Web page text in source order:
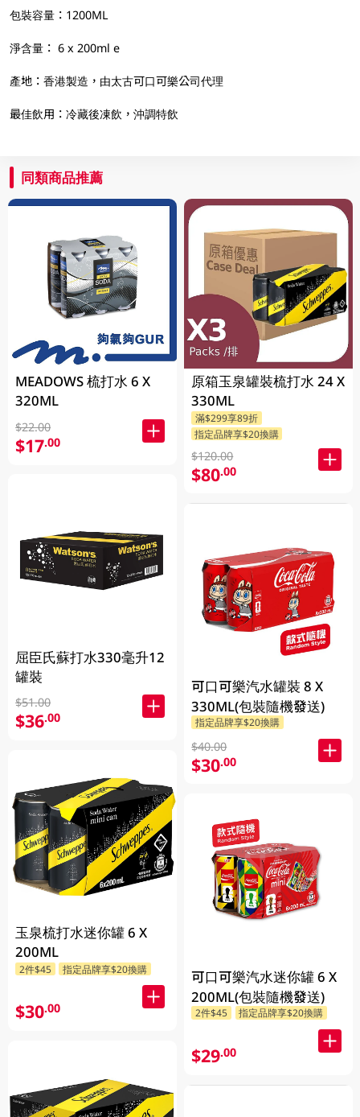
包裝容量：1200ML
淨含量： 6 x 200ml e
產地：香港製造，由太古可口可樂公司代理
最佳飲用：冷藏後凍飲，沖調特飲
同類商品推薦
MEADOWS 梳打水 6 X
320ML
$22.00
$17.00
屈臣氏蘇打水330毫升12
罐裝
$51.00
$36.00
玉泉梳打水迷你罐 6 X
200ML
2件$45 指定品牌享$20換購
$30.00
原箱玉泉罐裝梳打水 24 X
330ML
滿$299享89折
指定品牌享$20換購
$120.00
$80.00
可口可樂汽水罐裝 8 X
330ML(包裝隨機發送)
指定品牌享$20換購
$40.00
$30.00
可口可樂汽水迷你罐 6 X
200ML(包裝隨機發送)
2件$45 指定品牌享$20換購
$29.00